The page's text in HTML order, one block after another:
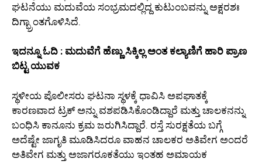
ಘಟನೆಯು ಮದುವೆಯ ಸಂಭ್ರಮದಲ್ಲಿದ್ದ ಕುಟುಂಬವನ್ನು ಅಕ್ಷರಶಃ
ದಿಗ್ಭ್ರಾಂತಗೊಳಿಸಿದೆ.
ಇದನ್ನೂ ಓದಿ : ಮದುವೆಗೆ ಹೆಣ್ಣು ಸಿಕ್ಕಿಲ್ಲ ಅಂತ ಕಲ್ಯಾಣಿಗೆ ಹಾರಿ ಪ್ರಾಣ
ಬಿಟ್ಟ ಯುವಕ
ಸ್ಥಳೀಯ ಪೊಲೀಸರು ಘಟನಾ ಸ್ಥಳಕ್ಕೆ ಧಾವಿಸಿ ಅಪಘಾತಕ್ಕೆ
ಕಾರಣವಾದ ಟ್ರಕ್ ಅನ್ನು ವಶಪಡಿಸಿಕೊಂಡಿದ್ದಾರೆ ಮತ್ತು ಚಾಲಕನನ್ನು
ಬಂಧಿಸಿ ಕಾನೂನು ಕ್ರಮ ಜರುಗಿಸಿದ್ದಾರೆ. ರಸ್ತೆ ಸುರಕ್ಷತೆಯ ಬಗ್ಗೆ
ಅದೆಷ್ಟೇ ಜಾಗೃತಿ ಮೂಡಿಸಿದರೂ ವಾಹನ ಚಾಲಕರ ಅತಿವೇಗ ಅಂದರೆ
ಅತಿವೇಗ ಮತ್ತು ಅಜಾಗರೂಕತೆಯು ಇಂತಹ ಅಮಾಯಕ